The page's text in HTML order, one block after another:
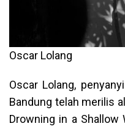
Oscar Lolang
Oscar Lolang,
Bandung telah merilis
Drowning in a Shallow